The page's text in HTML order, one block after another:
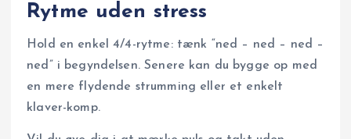
Rytme uden stress
Hold en enkel 4/4-rytme: tænk “ned – ned – ned –
ned” i begyndelsen. Senere kan du bygge op med
en mere flydende strumming eller et enkelt
klaver-komp.